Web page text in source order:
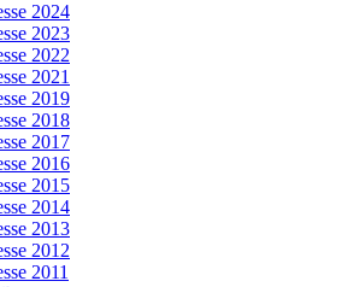
2024
2023
2022
2021
2019
2018
2017
2016
2015
2014
2013
2012
2011